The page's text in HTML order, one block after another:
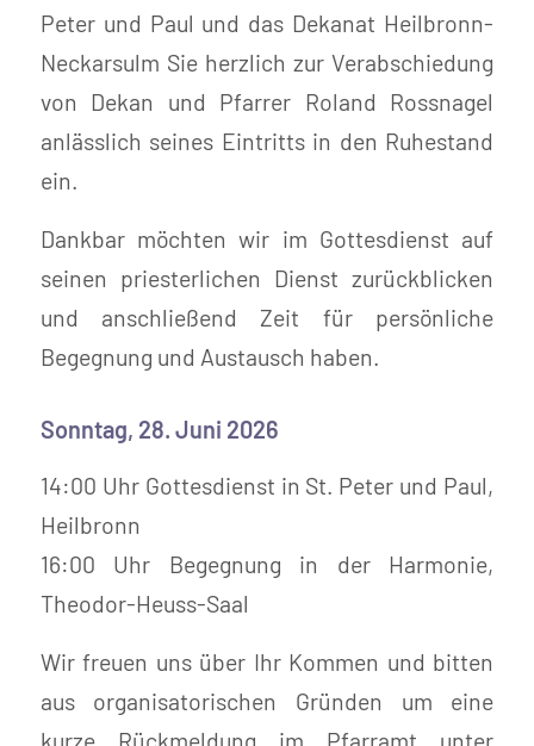
Peter und Paul und das Dekanat Heilbronn-
Neckarsulm Sie herzlich zur Verabschiedung
von Dekan und Pfarrer Roland Rossnagel
anlässlich seines Eintritts in den Ruhestand
ein.
Dankbar möchten wir im Gottesdienst auf
seinen priesterlichen Dienst zurückblicken
und anschließend Zeit für persönliche
Begegnung und Austausch haben.
Sonntag, 28. Juni 2026
14:00 Uhr Gottesdienst in St. Peter und Paul,
Heilbronn
16:00 Uhr Begegnung in der Harmonie,
Theodor-Heuss-Saal
Wir freuen uns über Ihr Kommen und bitten
aus organisatorischen Gründen um eine